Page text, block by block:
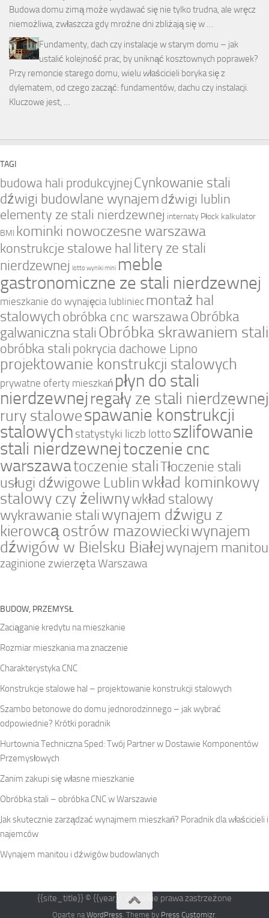
Budowa domu zimą może wydawać się nie tylko trudna, ale wręcz
niemożliwa, zwłaszcza gdy mroźne dni zbliżają się w …
Fundamenty, dach czy instalacje w starym domu – jak
ustalić kolejność prac, by uniknąć kosztownych poprawek?
Przy remoncie starego domu, wielu właścicieli boryka się z
dylematem, od czego zacząć: fundamentów, dachu czy instalacji.
Kluczowe jest, …
TAGI
budowa hali produkcyjnej Cynkowanie stali
dźwigi budowlane wynajemdźwigi lublin
elementy ze stali nierdzewnej internaty Płock kalkulator
BMI kominki nowoczesne warszawa
konstrukcje stalowe hal litery ze stali
nierdzewnej lotto wyniki mini meble
gastronomiczne ze stali nierdzewnej
mieszkanie do wynajęcia lubliniec montaż hal
stalowych obróbka cnc warszawaObróbka
galwaniczna stali Obróbka skrawaniem stali
obróbka stali pokrycia dachowe Lipno
projektowanie konstrukcji stalowych
prywatne oferty mieszkań płyn do stali
nierdzewnej regały ze stali nierdzewnej
rury stalowespawanie konstrukcji
stalowych statystyki liczb lotto szlifowanie
stali nierdzewnejtoczenie cnc
warszawatoczenie staliTłoczenie stali
usługi dźwigowe Lublin wkład kominkowy
stalowy czy żeliwnywkład stalowy
wykrawanie staliwynajem dźwigu z
kierowcą ostrów mazowieckiwynajem
dźwigów w Bielsku Białejwynajem manitou
zaginione zwierzęta Warszawa
BUDOW, PRZEMYSŁ
Zaciąganie kredytu na mieszkanie
Rozmiar mieszkania ma znaczenie
Charakterystyka CNC
Konstrukcje stalowe hal – projektowanie konstrukcji stalowych
Szambo betonowe do domu jednorodzinnego – jak wybrać
odpowiednie? Krótki poradnik
Hurtownia Techniczna Sped: Twój Partner w Dostawie Komponentów
Przemysłowych
Zanim zakupi się własne mieszkanie
Obróbka stali – obróbka CNC w Warszawie
Jak skutecznie zarządzać wynajmem mieszkań? Poradnik dla właścicieli i
najemców
Wynajem manitou i dźwigów budowlanych
{{site_title}} © {{year}}. Wszelkie prawa zastrzeżone
Oparte naWordPress. Theme by Press Customizr.